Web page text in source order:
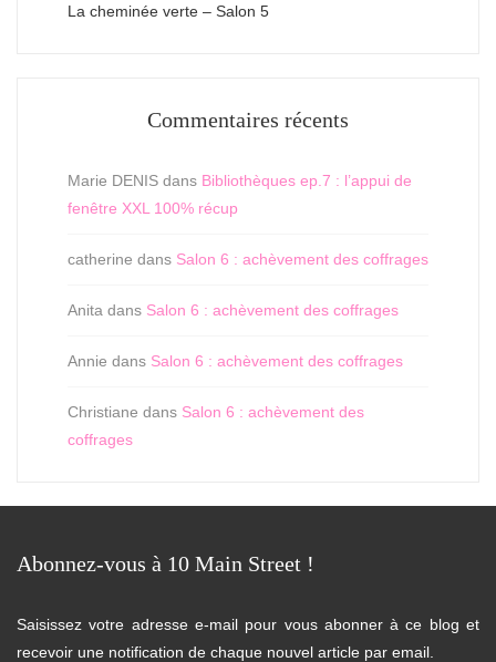
La cheminée verte – Salon 5
Commentaires récents
Marie DENIS dans Bibliothèques ep.7 : l’appui de
fenêtre XXL 100% récup
catherine dans Salon 6 : achèvement des coffrages
Anita dans Salon 6 : achèvement des coffrages
Annie dans Salon 6 : achèvement des coffrages
Christiane dans Salon 6 : achèvement des
coffrages
Abonnez-vous à 10 Main Street !
Saisissez votre adresse e-mail pour vous abonner à ce blog et
recevoir une notification de chaque nouvel article par email.